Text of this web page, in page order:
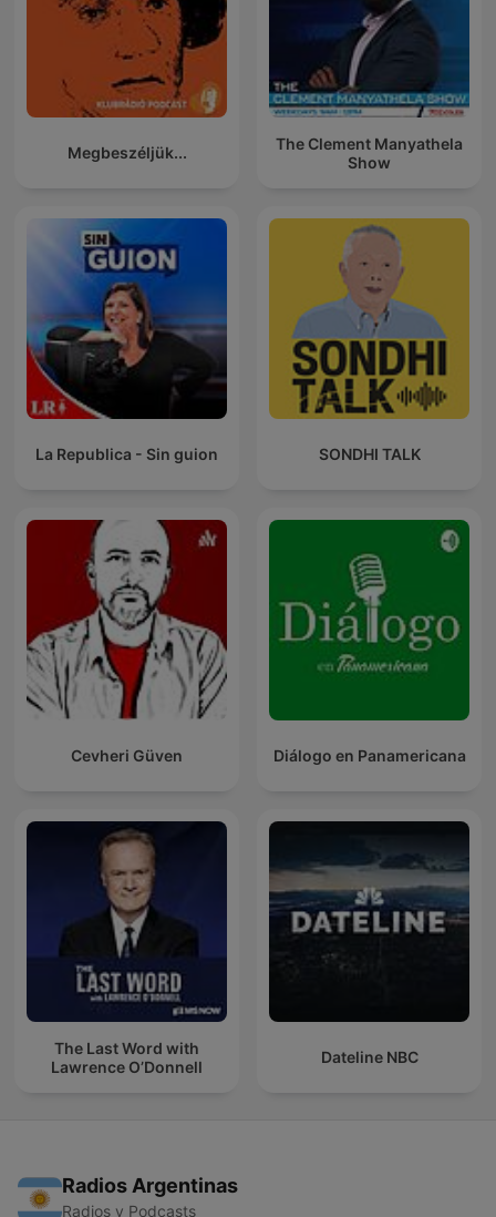
Megbeszéljük...
The Clement Manyathela
Show
La Republica - Sin guion SONDHI TALK
Cevheri Güven Diálogo en Panamericana
The Last Word with
Lawrence O’Donnell
Dateline NBC
Radios Argentinas
Radios y Podcasts